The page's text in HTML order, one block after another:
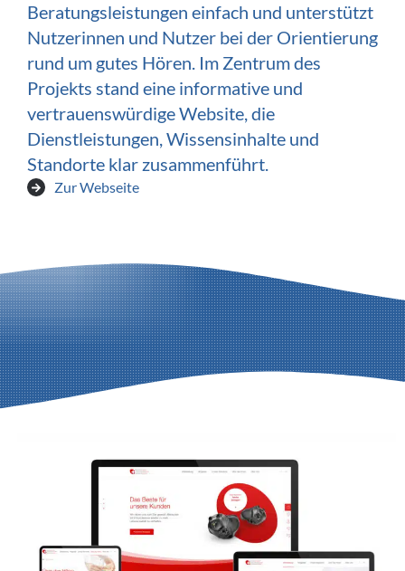
Beratungsleistungen einfach und unterstützt
Nutzerinnen und Nutzer bei der Orientierung
rund um gutes Hören. Im Zentrum des
Projekts stand eine informative und
vertrauenswürdige Website, die
Dienstleistungen, Wissensinhalte und
Standorte klar zusammenführt.
Zur Webseite